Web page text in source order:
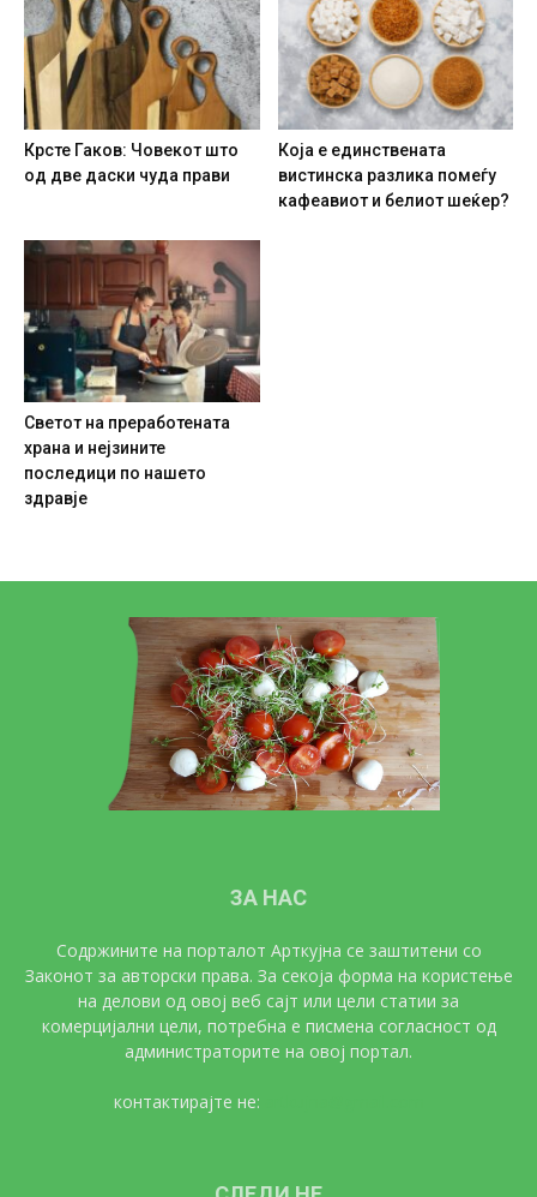
Крсте Гаков: Човекот што
од две даски чуда прави
Која е единствената
вистинска разлика помеѓу
кафеавиот и белиот шеќер?
Светот на преработената
храна и нејзините
последици по нашето
здравје
ЗА НАС
Содржините на порталот Арткујна се заштитени со
Законот за авторски права. За секоја форма на користење
на делови од овој веб сајт или цели статии за
комерцијални цели, потребна е писмена согласност од
администраторите на овој портал.
контактирајте не: